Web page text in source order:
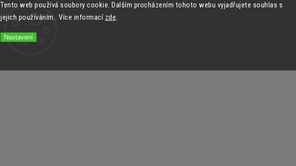
Tento web používá soubory cookie. Dalším procházením tohoto webu vyjadřujete souhlas s
jejich používáním.. Více informací zde.
Nastavení